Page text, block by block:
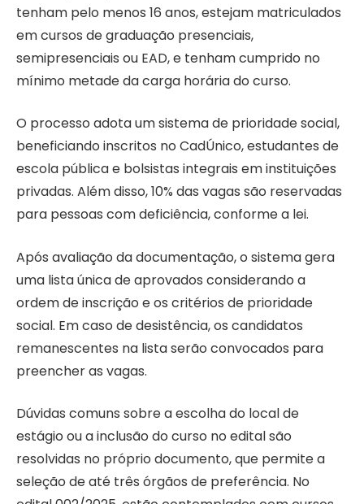
tenham pelo menos 16 anos, estejam matriculados
em cursos de graduação presenciais,
semipresenciais ou EAD, e tenham cumprido no
mínimo metade da carga horária do curso.
O processo adota um sistema de prioridade social,
beneficiando inscritos no CadÚnico, estudantes de
escola pública e bolsistas integrais em instituições
privadas. Além disso, 10% das vagas são reservadas
para pessoas com deficiência, conforme a lei.
Após avaliação da documentação, o sistema gera
uma lista única de aprovados considerando a
ordem de inscrição e os critérios de prioridade
social. Em caso de desistência, os candidatos
remanescentes na lista serão convocados para
preencher as vagas.
Dúvidas comuns sobre a escolha do local de
estágio ou a inclusão do curso no edital são
resolvidas no próprio documento, que permite a
seleção de até três órgãos de preferência. No